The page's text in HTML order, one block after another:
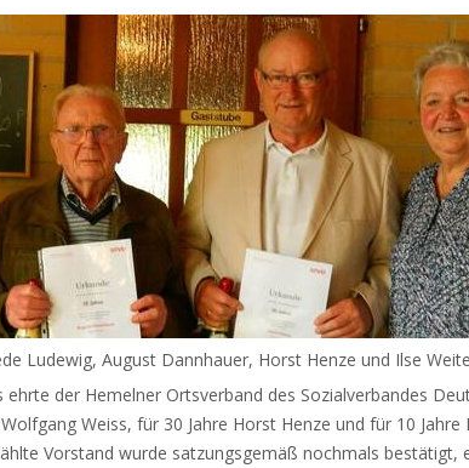
Ludewig, August Dannhauer, Horst Henze und Ilse
ehrte der Hemelner Ortsverband des Sozialverbandes
Weiss, für 30 Jahre Horst Henze und für 10
Vorstand wurde satzungsgemäß nochmals